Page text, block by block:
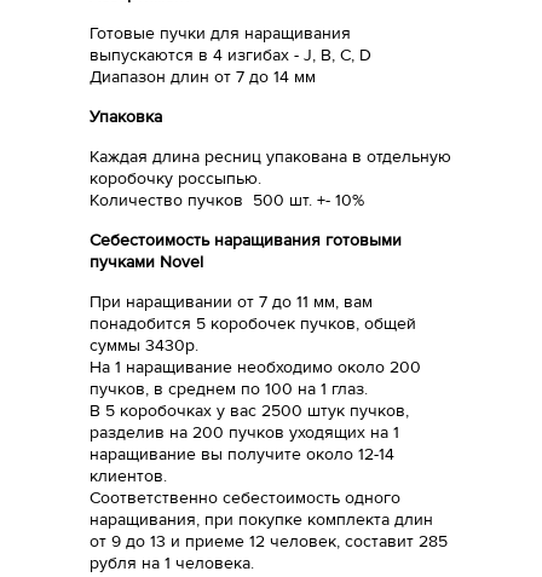
Готовые пучки для наращивания
выпускаются в 4 изгибах - J, B, C, D
Диапазон длин от 7 до 14 мм
Упаковка
Каждая длина ресниц упакована в отдельную
коробочку россыпью.
Количество пучков 500 шт. +- 10%
Себестоимость наращивания готовыми
пучками Novel
При наращивании от 7 до 11 мм, вам
понадобится 5 коробочек пучков, общей
суммы 3430р.
На 1 наращивание необходимо около 200
пучков, в среднем по 100 на 1 глаз.
В 5 коробочках у вас 2500 штук пучков,
разделив на 200 пучков уходящих на 1
наращивание вы получите около 12-14
клиентов.
Соответственно себестоимость одного
наращивания, при покупке комплекта длин
от 9 до 13 и приеме 12 человек, составит 285
рубля на 1 человека.